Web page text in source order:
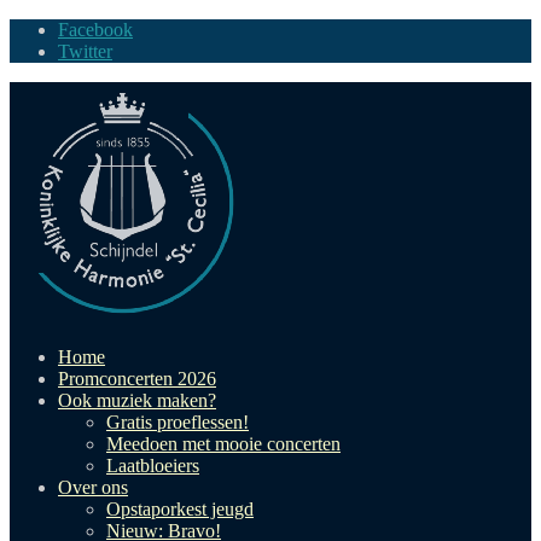
Facebook
Twitter
Home
Promconcerten 2026
Ook muziek maken?
Gratis proeflessen!
Meedoen met mooie concerten
Laatbloeiers
Over ons
Opstaporkest jeugd
Nieuw: Bravo!